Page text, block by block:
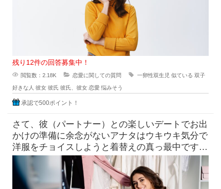
残り12件の回答募集中！
閲覧数：2.18K 恋愛に関しての質問 一卵性双生児 似ている 双子
好きな人 彼女 彼氏 彼氏、彼女 恋愛 悩みそう
承認で500ポイント！
さて、彼（パートナー）との楽しいデートでお出
かけの準備に余念がないアナタはウキウキ気分で
洋服をチョイスしようと着替えの真っ最中です！
そこへ素っ裸にちかい状態でい